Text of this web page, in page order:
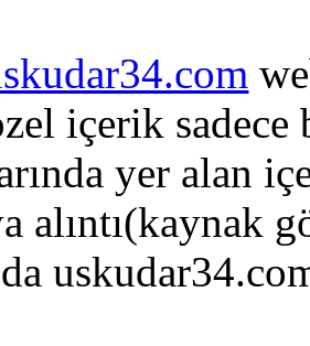
içerik sadece
yer alan
alıntı(kaynak